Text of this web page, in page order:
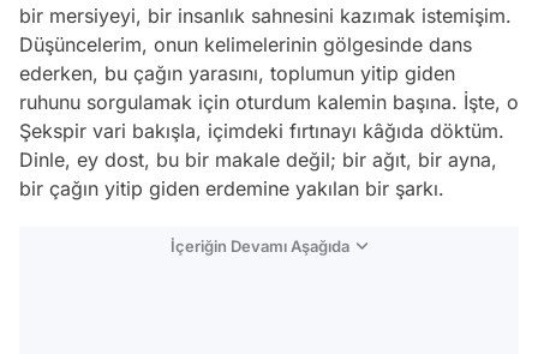
bir mersiyeyi, bir insanlık sahnesini kazımak istemişim.
Düşüncelerim, onun kelimelerinin gölgesinde dans
ederken, bu çağın yarasını, toplumun yitip giden
ruhunu sorgulamak için oturdum kalemin başına. İşte, o
Şekspir vari bakışla, içimdeki fırtınayı kâğıda döktüm.
Dinle, ey dost, bu bir makale değil; bir ağıt, bir ayna,
bir çağın yitip giden erdemine yakılan bir şarkı.
İçeriğin Devamı Aşağıda